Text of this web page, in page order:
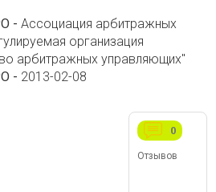
- Ассоциация арбитражных
организация
арбитражных управляющих"
- 2013-02-08
Отзывов
0